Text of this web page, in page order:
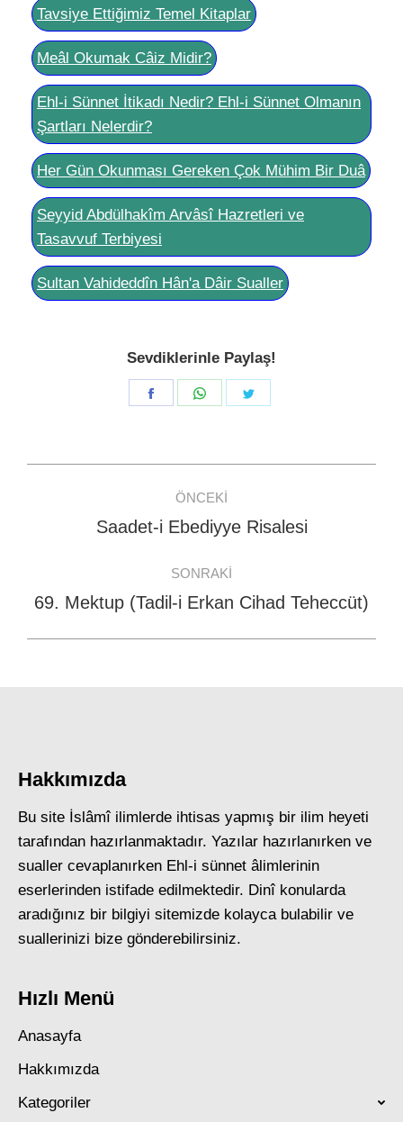
Tavsiye Ettiğimiz Temel Kitaplar
Meâl Okumak Câiz Midir?
Ehl-i Sünnet İtikadı Nedir? Ehl-i Sünnet Olmanın
Şartları Nelerdir?
Her Gün Okunması Gereken Çok Mühim Bir Duâ
Seyyid Abdülhakîm Arvâsî Hazretleri ve
Tasavvuf Terbiyesi
Sultan Vahideddîn Hân'a Dâir Sualler
Sevdiklerinle Paylaş!
Share
Share
navigation
ÖNCEKI
Previous
Saadet-i Ebediyye Risalesi
SONRAKI
Next
69. Mektup (Tadil-i Erkan Cihad Teheccüt)
Hakkımızda
Bu site İslâmî ilimlerde ihtisas yapmış bir ilim heyeti
tarafından hazırlanmaktadır. Yazılar hazırlanırken ve
sualler cevaplanırken Ehl-i sünnet âlimlerinin
eserlerinden istifade edilmektedir. Dinî konularda
aradığınız bir bilgiyi sitemizde kolayca bulabilir ve
suallerinizi bize gönderebilirsiniz.
Hızlı Menü
Anasayfa
Hakkımızda
Kategoriler